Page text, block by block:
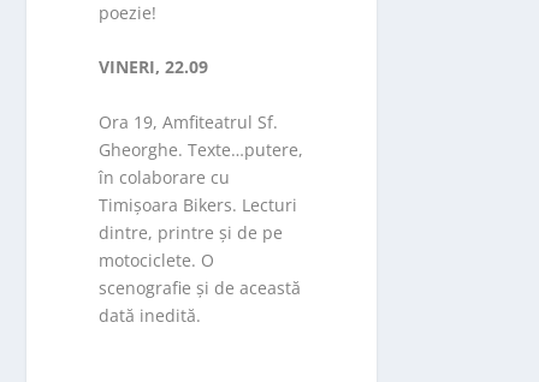
poezie!
VINERI, 22.09
Ora 19, Amfiteatrul Sf.
Gheorghe. Texte…putere,
în colaborare cu
Timișoara Bikers. Lecturi
dintre, printre și de pe
motociclete. O
scenografie și de această
dată inedită.